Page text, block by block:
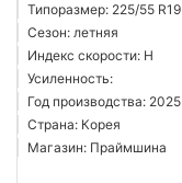
Типоразмер: 225/55 R19
Сезон: летняя
Индекс скорости: H
Усиленность:
Год производства: 2025
Страна: Корея
Магазин: Праймшина